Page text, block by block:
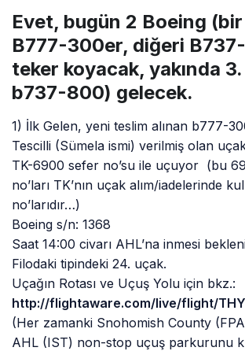
Evet, bugün 2 Boeing
B777-300er, diğeri
teker koyacak, yakında
b737-800) gelecek.
1) İlk Gelen, yeni teslim alınan b777-
Tescilli (Sümela ismi) verilmiş olan
TK-6900 sefer no’su ile uçuyor (bu
no’ları TK’nın uçak alım/iadelerinde
no’larıdır…)
Boeing s/n: 1368
Saat 14:00 civarı AHL’na inmesi
Filodaki tipindeki 24. uçak.
Uçağın Rotası ve Uçuş Yolu için bkz.:
http://flightaware.com/live/flight/
(Her zamanki Snohomish County
AHL (IST) non-stop uçuş parkurunu